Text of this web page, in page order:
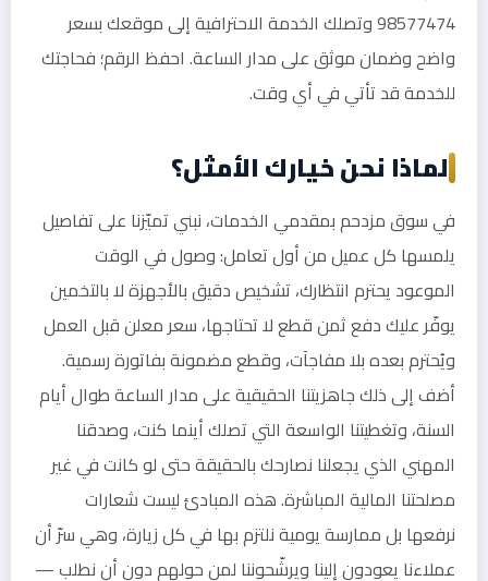
98577474 وتصلك الخدمة الاحترافية إلى موقعك بسعر
واضح وضمان موثق على مدار الساعة. احفظ الرقم؛ فحاجتك
للخدمة قد تأتي في أي وقت.
لماذا نحن خيارك الأمثل؟
في سوق مزدحم بمقدمي الخدمات، نبني تميّزنا على تفاصيل
يلمسها كل عميل من أول تعامل: وصول في الوقت
الموعود يحترم انتظارك، تشخيص دقيق بالأجهزة لا بالتخمين
يوفّر عليك دفع ثمن قطع لا تحتاجها، سعر معلن قبل العمل
ويُحترم بعده بلا مفاجآت، وقطع مضمونة بفاتورة رسمية.
أضف إلى ذلك جاهزيتنا الحقيقية على مدار الساعة طوال أيام
السنة، وتغطيتنا الواسعة التي تصلك أينما كنت، وصدقنا
المهني الذي يجعلنا نصارحك بالحقيقة حتى لو كانت في غير
مصلحتنا المالية المباشرة. هذه المبادئ ليست شعارات
نرفعها بل ممارسة يومية نلتزم بها في كل زيارة، وهي سرّ أن
عملاءنا يعودون إلينا ويرشّحوننا لمن حولهم دون أن نطلب —